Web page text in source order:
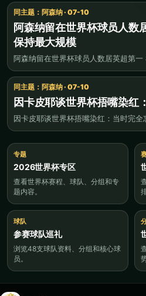
同主题：阿森纳 · 07-10
阿森纳留在世界杯球员人数
保持最大规模
阿森纳留在世界杯球员人数居英超第
同主题：阿森纳 · 07-10
因卡皮耶谈世界杯捂嘴染红
因卡皮耶谈世界杯捂嘴染红：当时完全
专题
2026世界杯专区
查看世界杯赛程、球队、分组和专
题内容。
球队
参赛球队巡礼
浏览48支球队资料、分组和核心球
员。